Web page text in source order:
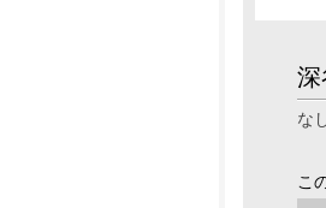
深
な
こ